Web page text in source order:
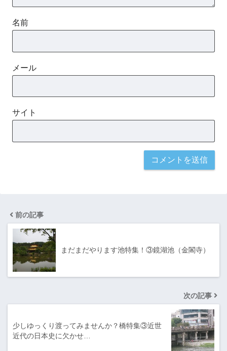
名前
メール
サイト
前の記事
まだまだやります池特集！③鏡湖池（金閣寺）
次の記事
少しゆっくり渡ってみませんか？橋特集③近世
近代の日本史に欠かせ…